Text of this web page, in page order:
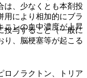
投与すること（一般に
り、脳梗塞等が起こる
は、少なくとも本剤投
用により相加的にブラ
ニンの血中濃度が上昇
ノラクトン、トリア